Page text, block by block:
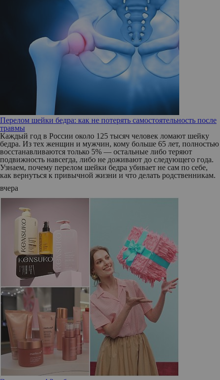
Перелом шейки бедра: как не потерять самостоятельность после
травмы
Каждый год в России около 125 тысяч человек ломают шейку
бедра. Из тех женщин и мужчин, кому больше 65 лет, полностью
восстанавливаются только 5% — остальные либо теряют
подвижность навсегда, либо не доживают до следующего года.
Узнаем, почему перелом шейки бедра убивает не сам по себе,
как вернуться к привычной жизни и что делать родственникам.
вчера